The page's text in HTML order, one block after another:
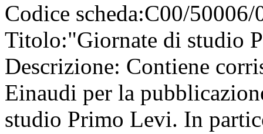
Codice scheda:C00/50006/
Titolo:"Giornate di studio
Descrizione: Contiene
Einaudi per la
studio Primo Levi. In